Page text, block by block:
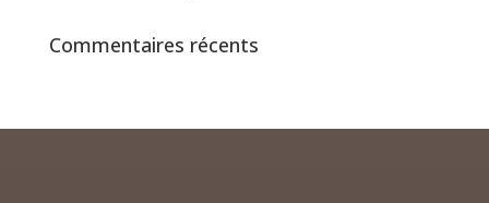
Commentaires récents